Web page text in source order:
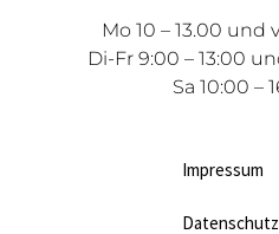
Mo 10 – 13.00 und
Di-Fr 9:00 – 13:00
Sa 10:00 –
Impressum